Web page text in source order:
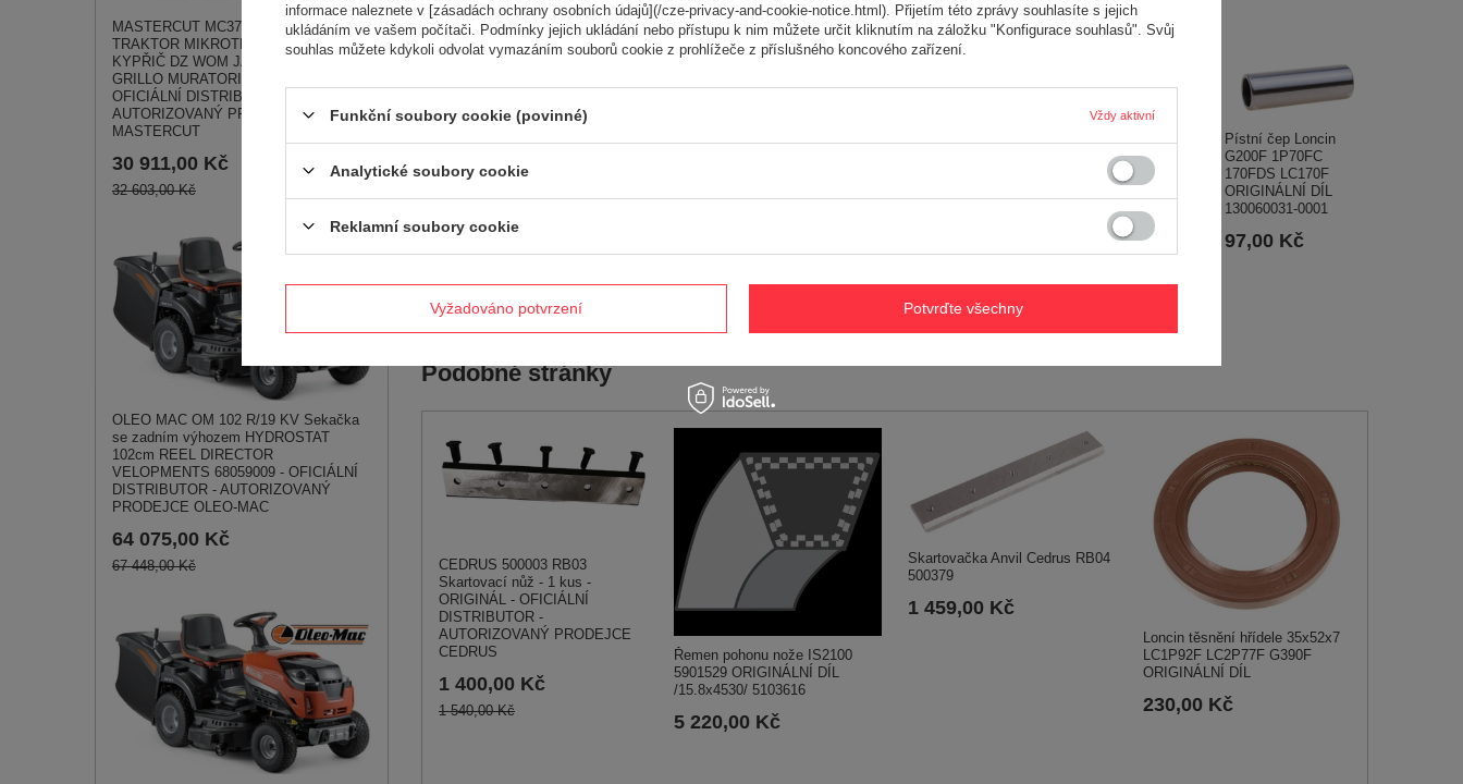
MASTERCUT MC370 JEDNOOSÝ
TRAKTOR MIKROTRAKTOR PŮDNÍ
KYPŘIČ DZ WOM JANSEN AGRO
GRILLO MURATORI - EWIMAX -
OFICIÁLNÍ DISTRIBUTOR -
AUTORIZOVANÝ PRODEJCE
MASTERCUT
30 911,00 Kč
32 603,00 Kč
OLEO MAC OM 102 R/19 KV Sekačka
se zadním výhozem HYDROSTAT
102cm REEL DIRECTOR
VELOPMENTS 68059009 - OFICIÁLNÍ
DISTRIBUTOR - AUTORIZOVANÝ
PRODEJCE OLEO-MAC
64 075,00 Kč
67 448,00 Kč
Viz také
RB03 Skartovací nůž
DISTRIBUTOR -
AUTORIZOVANÝ
PRODEJCE CEDRUS
1 400,00 Kč
1 540,00 Kč
Skartovačka Anvil
1 459,00 Kč
Loncin těsnění hřídele
ORIGINÁLNÍ DÍL
230,00 Kč
Cedrus CEDZG06 Kpl.
2 665,00 Kč
Loncin LC2V80(T231)
tlumič výfuku levý
výstup ORIGINÁLNÍ
DÍL 180572402-0001
2 919,00 Kč
Pístní čep Loncin
G200F 1P70FC
170FDS LC170F
ORIGINÁLNÍ DÍL
130060031-0001
97,00 Kč
Podobné stránky
CEDRUS 500003 RB03
Skartovací nůž - 1 kus -
ORIGINÁL - OFICIÁLNÍ
DISTRIBUTOR -
AUTORIZOVANÝ PRODEJCE
CEDRUS
1 400,00 Kč
1 540,00 Kč
Řemen pohonu nože IS2100
5901529 ORIGINÁLNÍ DÍL
/15.8x4530/ 5103616
5 220,00 Kč
Skartovačka Anvil Cedrus RB04
500379
1 459,00 Kč
Loncin těsnění hřídele 35x52x7
LC1P92F LC2P77F G390F
ORIGINÁLNÍ DÍL
230,00 Kč
informace naleznete v [zásadách ochrany osobních údajů](/cze-privacy-and-cookie-notice.html). Přijetím této zprávy souhlasíte s jejich
ukládáním ve vašem počítači. Podmínky jejich ukládání nebo přístupu k nim můžete určit kliknutím na záložku "Konfigurace souhlasů". Svůj
souhlas můžete kdykoli odvolat vymazáním souborů cookie z prohlížeče z příslušného koncového zařízení.
Funkční soubory cookie (povinné) Vždy aktivní
Analytické soubory cookie
Reklamní soubory cookie
Vyžadováno potvrzení Potvrďte všechny